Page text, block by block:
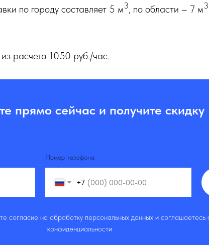
по городу составляет 5 м3, по области – 7 м3
расчета 1050 руб./час.
прямо сейчас и получите скидку
Номер телефона
+7
согласие на обработку персональных данных и соглашаетесь
конфиденциальности